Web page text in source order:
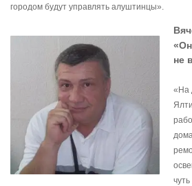
городом будут управлять алуштинцы».
не
«На